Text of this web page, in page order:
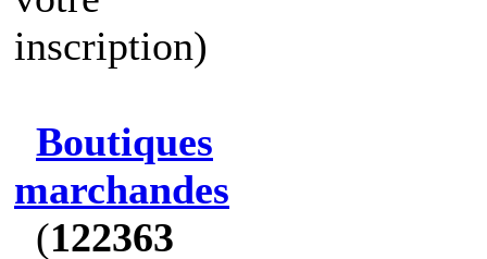
inscription)
Boutiques
marchandes
(122363